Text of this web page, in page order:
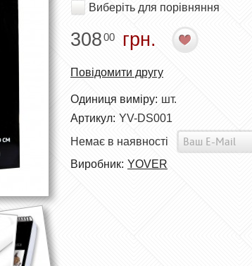
Виберіть для порівняння
30800 грн.
Повідомити другу
Одиниця виміру: шт.
Артикул: YV-DS001
Немає в наявності
Виробник: YOVER